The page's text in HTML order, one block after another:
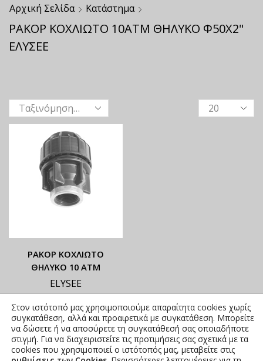
Αρχική Σελίδα Κατάστημα
ΡΑΚΟΡ ΚΟΧΛΙΩΤΟ 10ΑΤΜ ΘΗΛΥΚΟ Φ50Χ2"
ΕΛΥΣΕΕ
ΡΑΚΟΡ ΚΟΧΛΙΩΤΟ
ΘΗΛΥΚΟ 10 ΑΤΜ
ELYSEE
ΑΝΑΓΡΑΦΟΝΤΑΙ ΣΤΟ
ΑΝΗΡΤΗΜΕΝΟ PDF
1,88€ –6,91€ συμπ. Φ.Π.Α.
Στον ιστότοπό μας χρησιμοποιούμε απαραίτητα cookies χωρίς
συγκατάθεση, αλλά και προαιρετικά με συγκατάθεση. Μπορείτε
να δώσετε ή να αποσύρετε τη συγκατάθεσή σας οποιαδήποτε
στιγμή. Για να διαχειριστείτε τις προτιμήσεις σας σχετικά με τα
cookies που χρησιμοποιεί ο ιστότοπός μας, μεταβείτε στις